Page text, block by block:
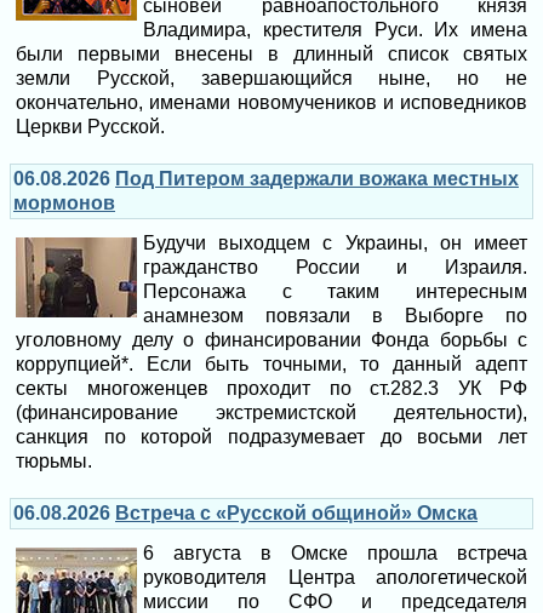
сыновей равноапостольного князя
Владимира, крестителя Руси. Их имена
были первыми внесены в длинный список святых
земли Русской, завершающийся ныне, но не
окончательно, именами новомучеников и исповедников
Церкви Русской.
06.08.2026 Под Питером задержали вожака местных
мормонов
Будучи выходцем с Украины, он имеет
гражданство России и Израиля.
Персонажа с таким интересным
анамнезом повязали в Выборге по
уголовному делу о финансировании Фонда борьбы с
коррупцией*. Если быть точными, то данный адепт
секты многоженцев проходит по ст.282.3 УК РФ
(финансирование экстремистской деятельности),
санкция по которой подразумевает до восьми лет
тюрьмы.
06.08.2026 Встреча с «Русской общиной» Омска
6 августа в Омске прошла встреча
руководителя Центра апологетической
миссии по СФО и председателя